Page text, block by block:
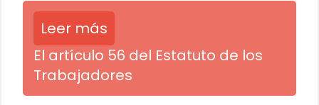
Leer más
El artículo 56 del Estatuto de los
Trabajadores